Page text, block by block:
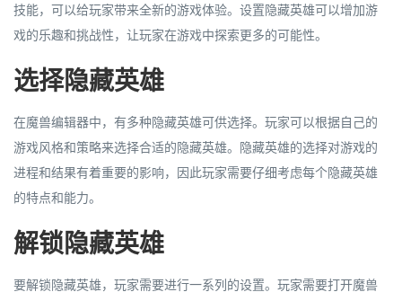
技能，可以给玩家带来全新的游戏体验。设置隐藏英雄可以增加游
戏的乐趣和挑战性，让玩家在游戏中探索更多的可能性。
选择隐藏英雄
在魔兽编辑器中，有多种隐藏英雄可供选择。玩家可以根据自己的
游戏风格和策略来选择合适的隐藏英雄。隐藏英雄的选择对游戏的
进程和结果有着重要的影响，因此玩家需要仔细考虑每个隐藏英雄
的特点和能力。
解锁隐藏英雄
要解锁隐藏英雄，玩家需要进行一系列的设置。玩家需要打开魔兽